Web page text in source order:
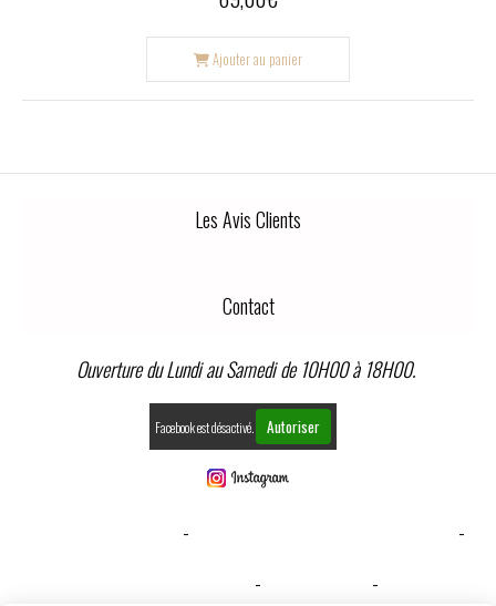
Ajouter au panier
Les Avis Clients
Contact
Ouverture du Lundi au Samedi de 10H00 à 18H00.
Facebook est désactivé. Autoriser